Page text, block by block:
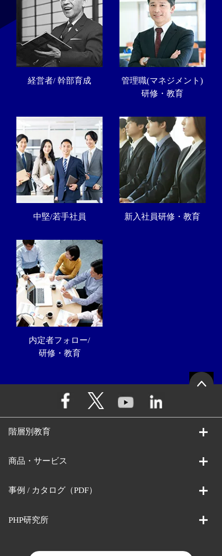
経営者/ 幹部育成
管理職(マネジメント)
研修・教育
中堅/若手社員 新入社員研修・教育
内定者フォロー/
研修・教育
階層別教育
商品・サービス
事例 / カタログ（PDF）
PHP研究所